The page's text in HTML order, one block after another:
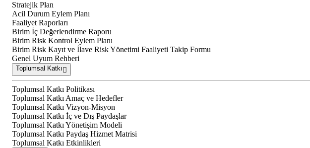
Stratejik Plan
Acil Durum Eylem Planı
Faaliyet Raporları
Birim İç Değerlendirme Raporu
Birim Risk Kontrol Eylem Planı
Birim Risk Kayıt ve İlave Risk Yönetimi Faaliyeti Takip Formu
Genel Uyum Rehberi
Toplumsal Katkı
Toplumsal Katkı Politikası
Toplumsal Katkı Amaç ve Hedefler
Toplumsal Katkı Vizyon-Misyon
Toplumsal Katkı İç ve Dış Paydaşlar
Toplumsal Katkı Yönetişim Modeli
Toplumsal Katkı Paydaş Hizmet Matrisi
Toplumsal Katkı Etkinlikleri